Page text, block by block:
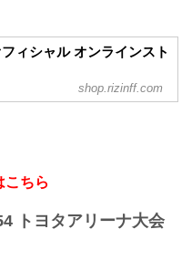
フィシャル オンラインスト
格闘技団体「RIZIN（ライジ
shop.rizinff.com
ちら
トヨタアリーナ大会